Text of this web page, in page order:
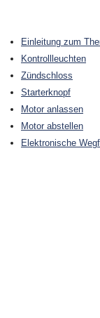
Einleitung zum
Kontrollleuchten
Zündschloss
Starterknopf
Motor anlassen
Motor abstellen
Elektronische